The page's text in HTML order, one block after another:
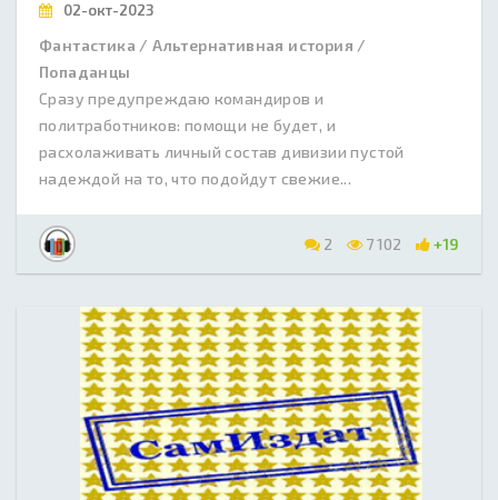
02-окт-2023
Фантастика / Альтернативная история /
Попаданцы
Сразу предупреждаю командиров и
политработников: помощи не будет, и
расхолаживать личный состав дивизии пустой
надеждой на то, что подойдут свежие...
2 7 102 +19